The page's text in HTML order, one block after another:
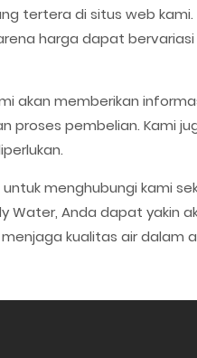
tertera di situs web
harga dapat
akan memberikan
proses pembelian. Kami
menghubungi kami
Water, Anda dapat yakin
kualitas air dalam